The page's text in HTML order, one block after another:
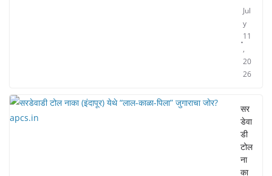
Jul
y
11
,
20
26
सर
डेवा
डी
टोल
ना
का